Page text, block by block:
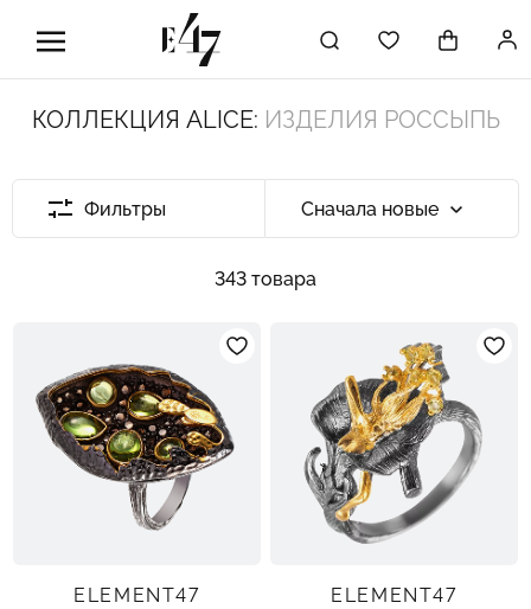
КОЛЛЕКЦИЯ ALICE: ИЗДЕЛИЯ РОССЫПЬ
Фильтры Сначала новые
343 товара
ELEMENT47
ELEMENT47